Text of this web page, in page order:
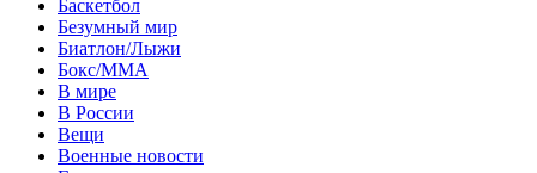
Баскетбол
Безумный мир
Биатлон/Лыжи
Бокс/MMA
В мире
В России
Вещи
Военные новости